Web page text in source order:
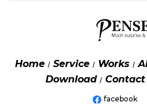
Home Service Works
Download
Contact
facebook